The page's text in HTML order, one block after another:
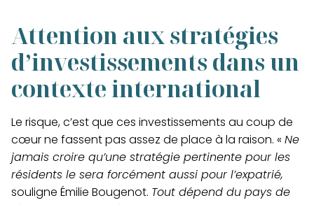
Attention aux stratégies
d’investissements dans un
contexte international
Le risque, c’est que ces investissements au coup de
cœur ne fassent pas assez de place à la raison. « Ne
jamais croire qu’une stratégie pertinente pour les
résidents le sera forcément aussi pour l’expatrié,
souligne Émilie Bougenot. Tout dépend du pays de